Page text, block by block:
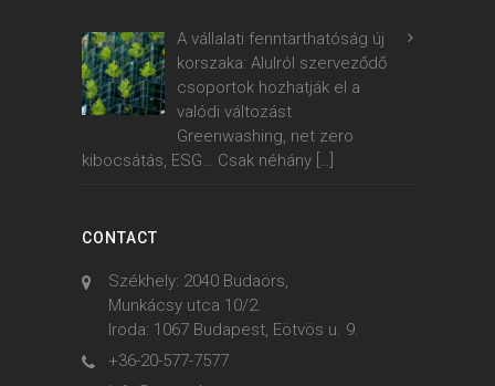
A vállalati fenntarthatóság új
korszaka: Alulról szerveződő
csoportok hozhatják el a
valódi változást
Greenwashing, net zero
kibocsátás, ESG… Csak néhány […]
CONTACT
Székhely: 2040 Budaörs,
Munkácsy utca 10/2.
Iroda: 1067 Budapest, Eötvös u. 9.
+36-20-577-7577